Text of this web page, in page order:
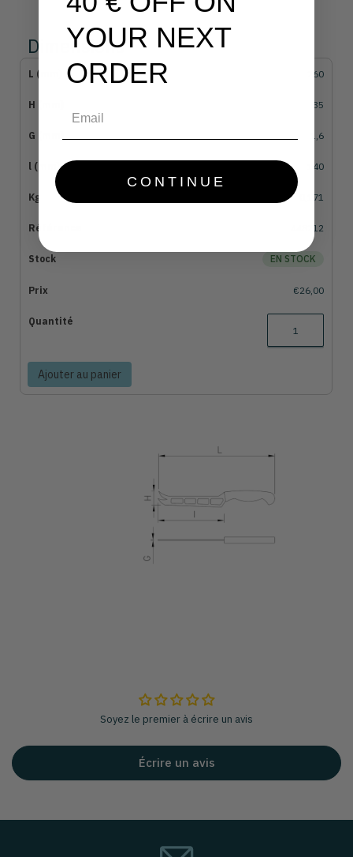
Dimensions
260
35
1,6
140
0,171
448212
EN STOCK
€26,00
Ajouter au panier
Soyez le premier à écrire un avis
Écrire un avis
YOUR NEXT
ORDER
CONTINUE